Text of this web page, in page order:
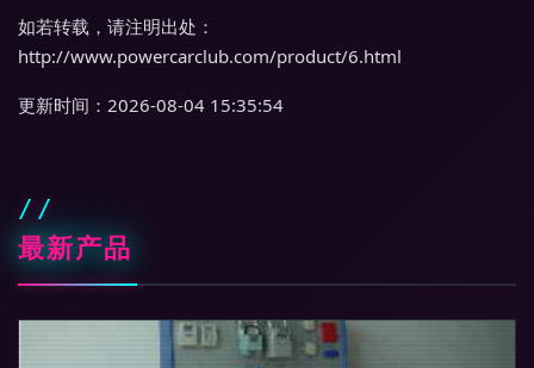
如若转载，请注明出处：
http://www.powercarclub.com/product/6.html
更新时间：2026-08-04 15:35:54
最新产品